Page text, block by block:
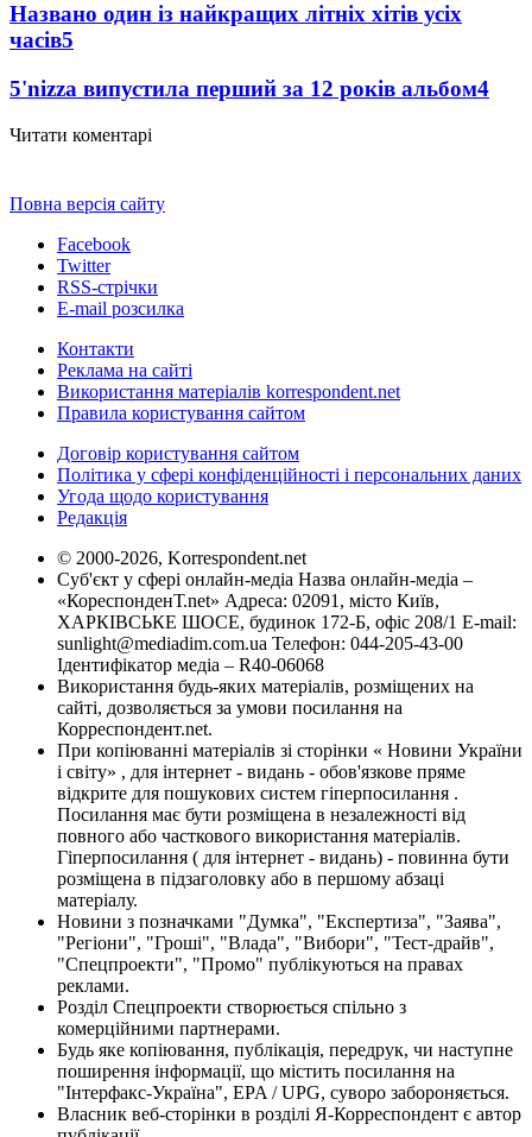
Названо один із найкращих літніх хітів усіх
часів5
5'nizza випустила перший за 12 років альбом4
Читати коментарі
Повна версія сайту
Facebook
Twitter
RSS-стрічки
E-mail розсилка
Контакти
Реклама на сайті
Використання матеріалів korrespondent.net
Правила користування сайтом
Договір користування сайтом
Політика у сфері конфіденційності і персональних даних
Угода щодо користування
Редакція
© 2000-2026, Korrespondent.net
Суб'єкт у сфері онлайн-медіа Назва онлайн-медіа –
«КореспонденТ.net» Адреса: 02091, місто Київ,
ХАРКІВСЬКЕ ШОСЕ, будинок 172-Б, офіс 208/1 E-mail:
sunlight@mediadim.com.ua Телефон: 044-205-43-00
Ідентифікатор медіа – R40-06068
Використання будь-яких матеріалів, розміщених на
сайті, дозволяється за умови посилання на
Корреспондент.net.
При копіюванні матеріалів зі сторінки « Новини України
і світу» , для інтернет - видань - обов'язкове пряме
відкрите для пошукових систем гіперпосилання .
Посилання має бути розміщена в незалежності від
повного або часткового використання матеріалів.
Гіперпосилання ( для інтернет - видань) - повинна бути
розміщена в підзаголовку або в першому абзаці
матеріалу.
Новини з позначками "Думка", "Експертиза", "Заява",
"Регіони", "Гроші", "Влада", "Вибори", "Тест-драйв",
"Спецпроекти", "Промо" публікуються на правах
реклами.
Розділ Спецпроекти створюється спільно з
комерційними партнерами.
Будь яке копіювання, публікація, передрук, чи наступне
поширення інформації, що містить посилання на
"Інтерфакс-Україна", EPA / UPG, суворо забороняється.
Власник веб-сторінки в розділі Я-Корреспондент є автор